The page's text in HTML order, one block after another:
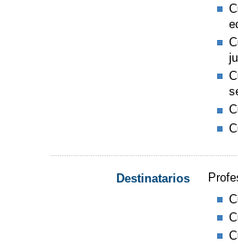
Destinatarios